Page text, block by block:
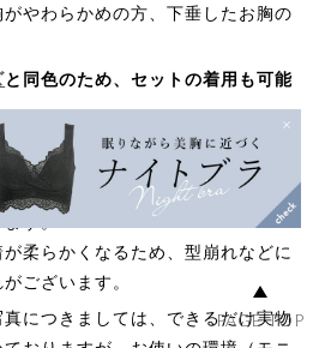
やわらかめの方、下垂したお胸の
と同色のため、セットの着用も可能
ムはこちら
めにも、 ランジェリーソープ
す。
柔らかくなるため、型崩れなどに
ございます。
につきましては、できるだけ実物
PAGE TOP